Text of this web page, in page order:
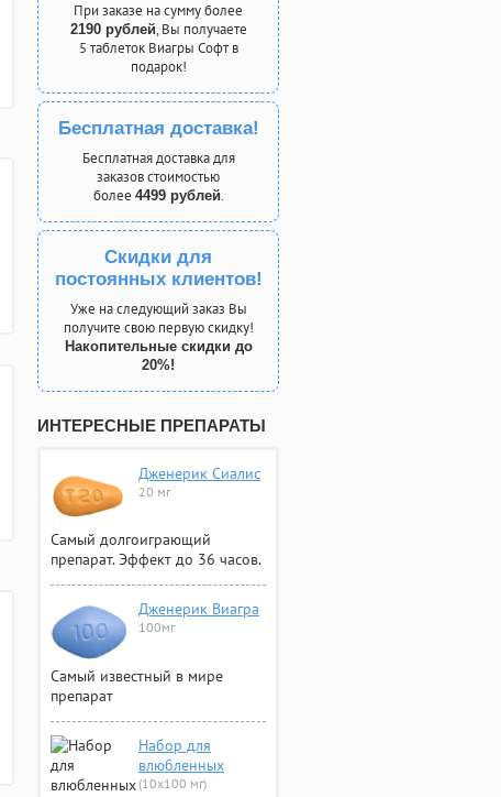
При заказе на сумму более
2190 рублей, Вы получаете
5 таблеток Виагры Софт в
подарок!
Бесплатная доставка!
Бесплатная доставка для
заказов стоимостью
более 4499 рублей.
Скидки для
постоянных клиентов!
Уже на следующий заказ Вы
получите свою первую скидку!
Накопительные скидки до
20%!
ИНТЕРЕСНЫЕ ПРЕПАРАТЫ
Дженерик Сиалис
20 мг
Самый долгоиграющий
препарат. Эффект до 36 часов.
Дженерик Виагра
100мг
Самый известный в мире
препарат
Набор для
влюбленных
(10х100 мг)